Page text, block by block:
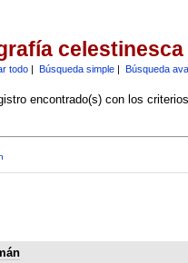
celestinesca
todo| Búsqueda simple| Búsqueda
encontrado(s) con los